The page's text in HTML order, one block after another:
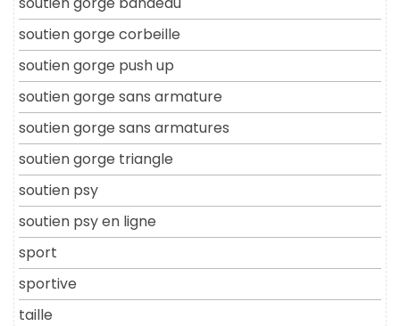
soutien gorge corbeille
soutien gorge push up
soutien gorge sans armature
soutien gorge sans armatures
soutien gorge triangle
soutien psy
soutien psy en ligne
sport
sportive
taille